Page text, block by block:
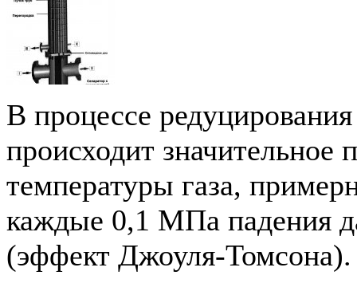
В процессе
происходит значительное
температуры газа,
каждые 0,1 МПа падения
(эффект Джоуля-Томсона).